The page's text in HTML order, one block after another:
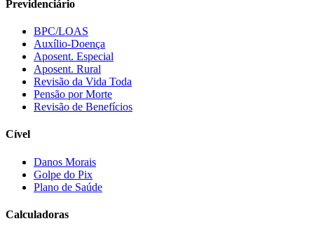
Previdenciário
BPC/LOAS
Auxílio-Doença
Aposent. Especial
Aposent. Rural
Revisão da Vida Toda
Pensão por Morte
Revisão de Benefícios
Cível
Danos Morais
Golpe do Pix
Plano de Saúde
Calculadoras